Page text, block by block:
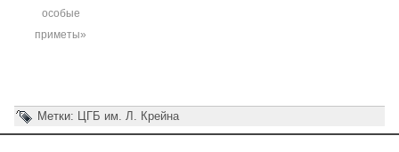
особые
приметы»
Метки: ЦГБ им. Л. Крейна